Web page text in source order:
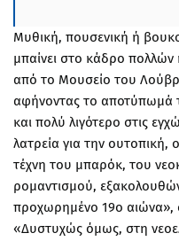
Μυθική, πουσενική ή
μπαίνει στο κάδρο πολλών
από το Μουσείο του
αφήνοντας το αποτύπωμά
και πολύ λιγότερο στις
λατρεία για την ουτοπική,
τέχνη του μπαρόκ, του
ρομαντισμού,
προχωρημένο 19ο αιώνα»,
«Δυστυχώς όμως, στη